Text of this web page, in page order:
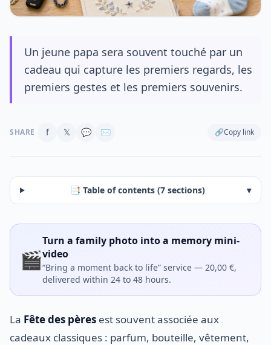
Un jeune papa sera souvent touché par un
cadeau qui capture les premiers regards, les
premiers gestes et les premiers souvenirs.
SHARE f 𝕏 💬 ✉ 🔗Copy link
📑 Table of contents (7 sections) ▾
🎬
Turn a family photo into a memory mini-
video
“Bring a moment back to life” service — 20,00 €,
delivered within 24 to 48 hours.
La Fête des pères est souvent associée aux
cadeaux classiques : parfum, bouteille, vêtement,